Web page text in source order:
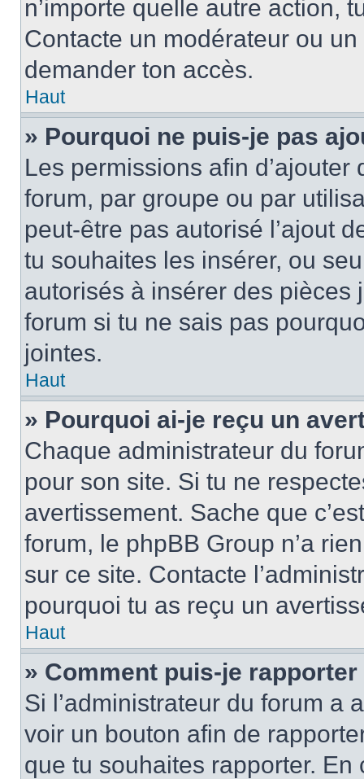
n’importe quelle autre action,
Contacte un modérateur ou
demander ton accès.
Haut
» Pourquoi ne puis-je pas
Les permissions afin
forum, par groupe ou par
peut-être pas autorisé l’ajout
tu souhaites les insérer, ou
autorisés à insérer des pièces
forum si tu ne sais pas
jointes.
Haut
» Pourquoi ai-je reçu un
Chaque administrateur du
pour son site. Si tu ne
avertissement. Sache que
forum, le phpBB Group n’a
sur ce site. Contacte
pourquoi tu as reçu un
Haut
» Comment puis-je
Si l’administrateur du forum a
voir un bouton afin de
que tu souhaites rapporter.